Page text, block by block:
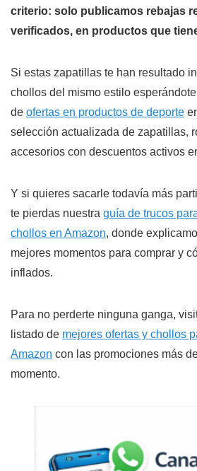
criterio: solo publicamos rebajas
verificados, en productos que
Si estas zapatillas te han resultado
chollos del mismo estilo
de ofertas en productos de deporte
selección actualizada de zapatillas,
accesorios con descuentos activos
Y si quieres sacarle todavía más
te pierdas nuestra guía de trucos
chollos en Amazon, donde
mejores momentos para comprar y
inflados.
Para no perderte ninguna ganga,
listado de mejores ofertas y chollos
Amazon con las promociones más
momento.